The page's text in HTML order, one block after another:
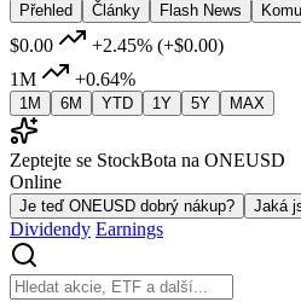
Přehled
Články Flash News
$0.00 +2.45% (+$0.00)
1M
+0.64%
1M 6M YTD 1Y 5Y MAX
Zeptejte se StockBota na ONEUSD
Online
Je teď ONEUSD dobrý nákup? Jaká
Dividendy Earnings